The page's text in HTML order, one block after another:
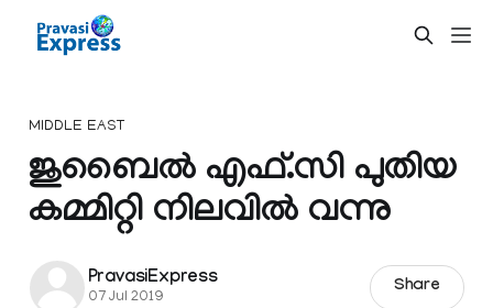
MIDDLE EAST
ജുബൈൽ എഫ്.സി പുതിയ
കമ്മിറ്റി നിലവിൽ വന്നു
PravasiExpress
07 Jul 2019
Share